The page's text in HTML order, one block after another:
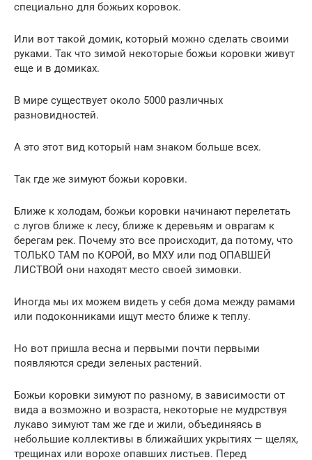
специально для божьих коровок.
Или вот такой домик, который можно сделать своими
руками. Так что зимой некоторые божьи коровки живут
еще и в домиках.
В мире существует около 5000 различных
разновидностей.
А это этот вид который нам знаком больше всех.
Так где же зимуют божьи коровки.
Ближе к холодам, божьи коровки начинают перелетать
с лугов ближе к лесу, ближе к деревьям и оврагам к
берегам рек. Почему это все происходит, да потому, что
ТОЛЬКО ТАМ по КОРОЙ, во МХУ или под ОПАВШЕЙ
ЛИСТВОЙ они находят место своей зимовки.
Иногда мы их можем видеть у себя дома между рамами
или подоконниками ищут место ближе к теплу.
Но вот пришла весна и первыми почти первыми
появляются среди зеленых растений.
Божьи коровки зимуют по разному, в зависимости от
вида а возможно и возраста, некоторые не мудрствуя
лукаво зимуют там же где и жили, объединяясь в
небольшие коллективы в ближайших укрытиях — щелях,
трещинах или ворохе опавших листьев. Перед